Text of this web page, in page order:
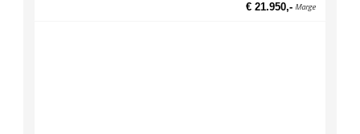
€ 21.950,- Marge